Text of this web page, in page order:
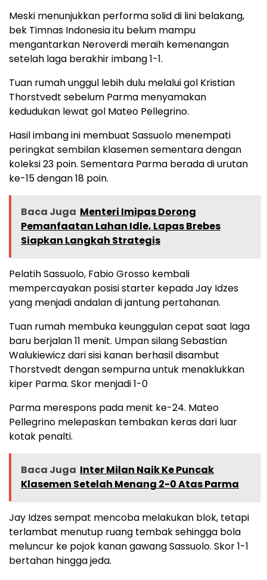
Meski menunjukkan performa solid di lini belakang,
bek Timnas Indonesia itu belum mampu
mengantarkan Neroverdi meraih kemenangan
setelah laga berakhir imbang 1-1.
Tuan rumah unggul lebih dulu melalui gol Kristian
Thorstvedt sebelum Parma menyamakan
kedudukan lewat gol Mateo Pellegrino.
Hasil imbang ini membuat Sassuolo menempati
peringkat sembilan klasemen sementara dengan
koleksi 23 poin. Sementara Parma berada di urutan
ke-15 dengan 18 poin.
Baca Juga Menteri Imipas Dorong
Pemanfaatan Lahan Idle, Lapas Brebes
Siapkan Langkah Strategis
Pelatih Sassuolo, Fabio Grosso kembali
mempercayakan posisi starter kepada Jay Idzes
yang menjadi andalan di jantung pertahanan.
Tuan rumah membuka keunggulan cepat saat laga
baru berjalan 11 menit. Umpan silang Sebastian
Walukiewicz dari sisi kanan berhasil disambut
Thorstvedt dengan sempurna untuk menaklukkan
kiper Parma. Skor menjadi 1-0
Parma merespons pada menit ke-24. Mateo
Pellegrino melepaskan tembakan keras dari luar
kotak penalti.
Baca Juga Inter Milan Naik Ke Puncak
Klasemen Setelah Menang 2-0 Atas Parma
Jay Idzes sempat mencoba melakukan blok, tetapi
terlambat menutup ruang tembak sehingga bola
meluncur ke pojok kanan gawang Sassuolo. Skor 1-1
bertahan hingga jeda.